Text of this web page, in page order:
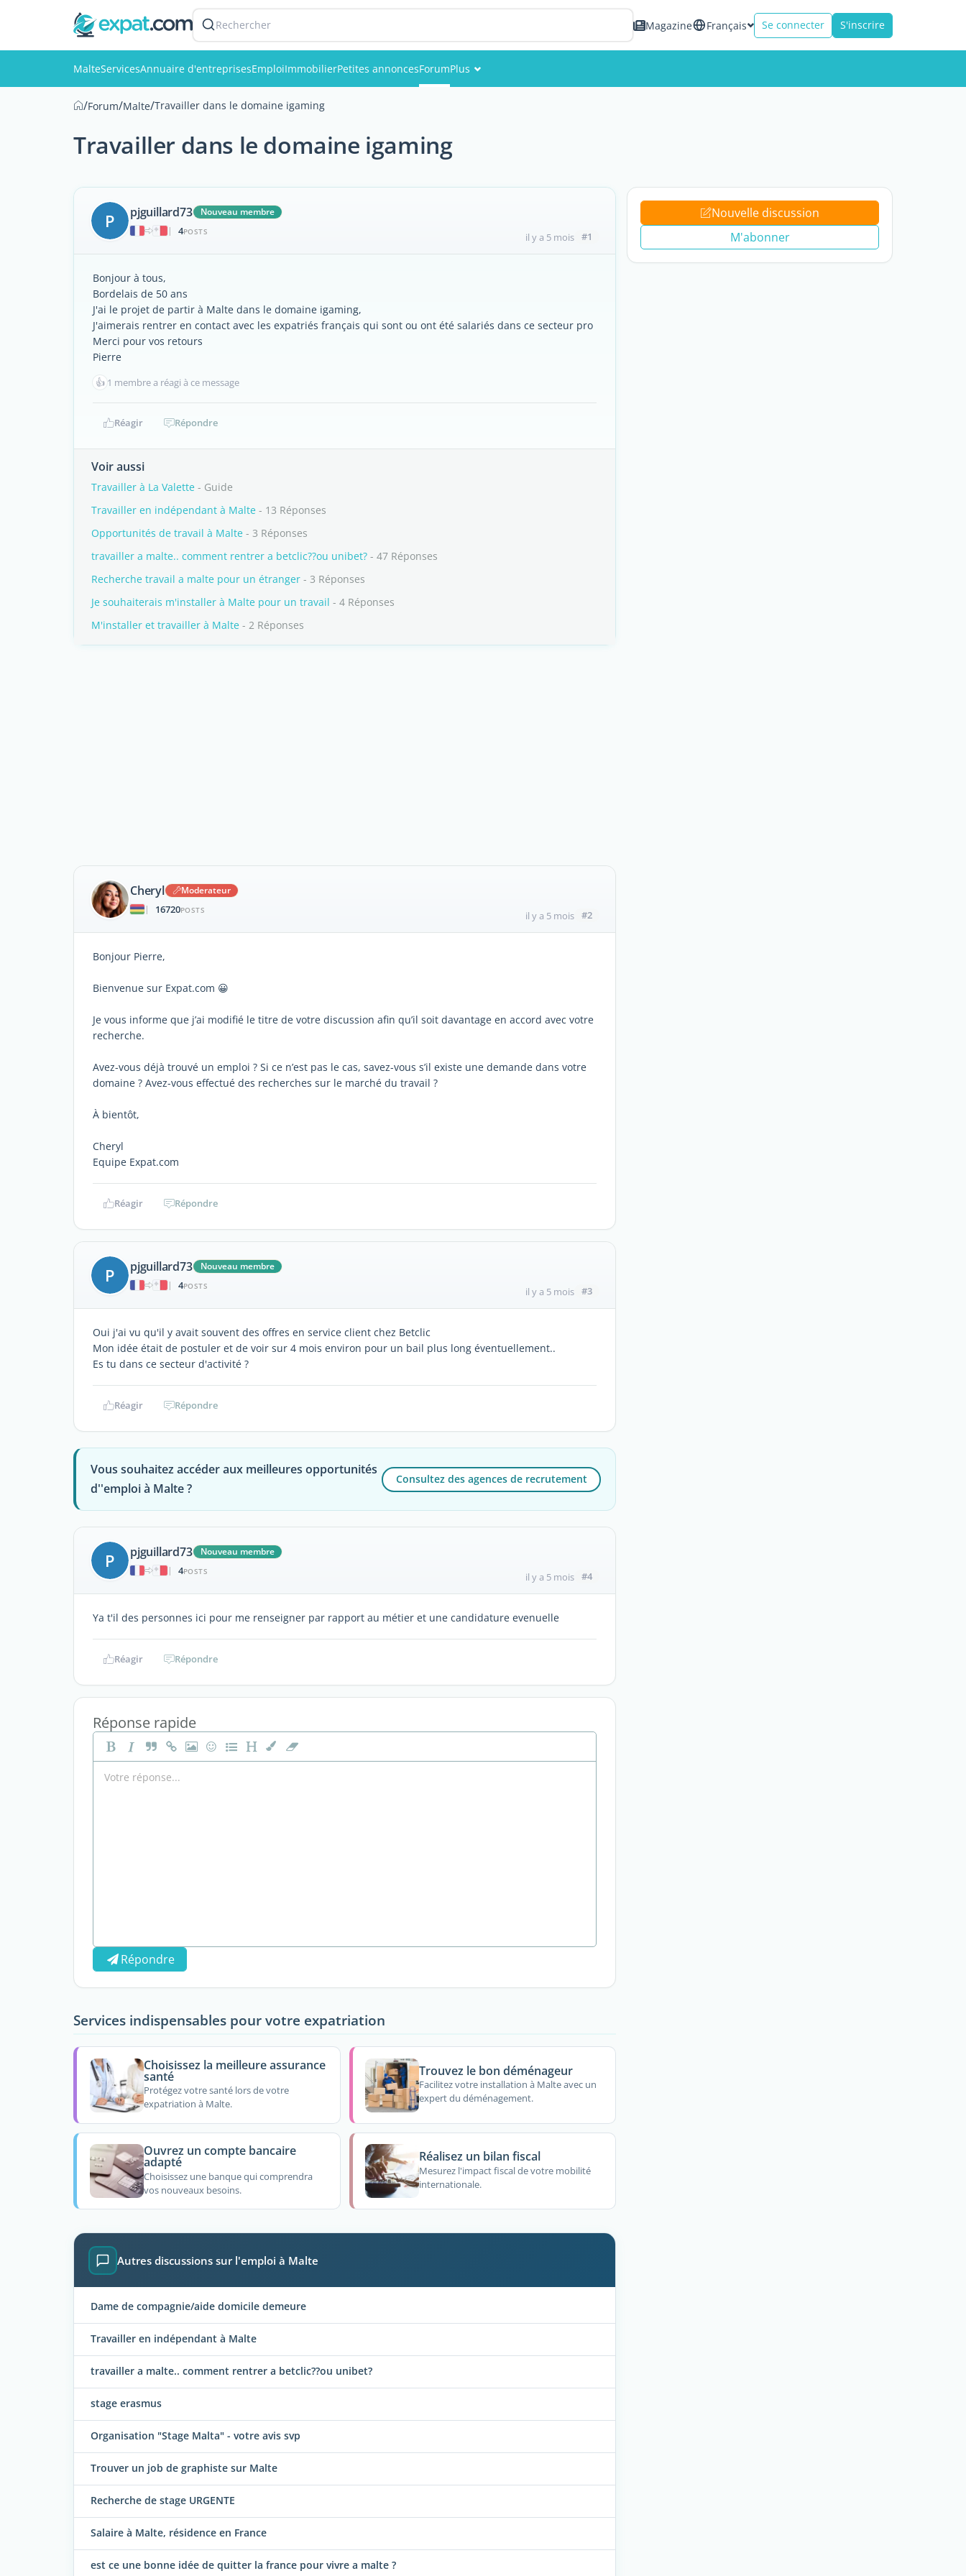
Rechercher Magazine Français Se connecter S'inscrire
MalteServicesAnnuaire d'entreprisesEmploiImmobilierPetites annoncesForumPlus
/Forum/Malte/Travailler dans le domaine igaming
Travailler dans le domaine igaming
P pjguillard73
Nouveau membre
|
4POSTS il y a 5 mois #1
Bonjour à tous,
Bordelais de 50 ans
J'ai le projet de partir à Malte dans le domaine igaming,
J'aimerais rentrer en contact avec les expatriés français qui sont ou ont été salariés dans ce secteur pro
Merci pour vos retours
Pierre
👍 1 membre a réagi à ce message
Réagir Répondre
Voir aussi
Travailler à La Valette - Guide
Travailler en indépendant à Malte - 13 Réponses
Opportunités de travail à Malte - 3 Réponses
travailler a malte.. comment rentrer a betclic??ou unibet? - 47 Réponses
Recherche travail a malte pour un étranger - 3 Réponses
Je souhaiterais m'installer à Malte pour un travail - 4 Réponses
M'installer et travailler à Malte - 2 Réponses
Cheryl
Moderateur
|
16720POSTS il y a 5 mois #2
Bonjour Pierre,
Bienvenue sur Expat.com 😀
Je vous informe que j’ai modifié le titre de votre discussion afin qu’il soit davantage en accord avec votre
recherche.
Avez-vous déjà trouvé un emploi ? Si ce n’est pas le cas, savez-vous s’il existe une demande dans votre
domaine ? Avez-vous effectué des recherches sur le marché du travail ?
À bientôt,
Cheryl
Equipe Expat.com
Réagir Répondre
P pjguillard73
Nouveau membre
|
4POSTS il y a 5 mois #3
Oui j'ai vu qu'il y avait souvent des offres en service client chez Betclic
Mon idée était de postuler et de voir sur 4 mois environ pour un bail plus long éventuellement..
Es tu dans ce secteur d'activité ?
Réagir Répondre
Vous souhaitez accéder aux meilleures opportunités
d''emploi à Malte ?
Consultez des agences de recrutement
P pjguillard73
Nouveau membre
|
4POSTS il y a 5 mois #4
Ya t'il des personnes ici pour me renseigner par rapport au métier et une candidature evenuelle
Réagir Répondre
Réponse rapide
Répondre
Services indispensables pour votre expatriation
Choisissez la meilleure assurance
santé
Protégez votre santé lors de votre
expatriation à Malte.
Trouvez le bon déménageur
Facilitez votre installation à Malte avec un
expert du déménagement.
Ouvrez un compte bancaire
adapté
Choisissez une banque qui comprendra
vos nouveaux besoins.
Réalisez un bilan fiscal
Mesurez l'impact fiscal de votre mobilité
internationale.
Autres discussions sur l'emploi à Malte
Dame de compagnie/aide domicile demeure
Travailler en indépendant à Malte
travailler a malte.. comment rentrer a betclic??ou unibet?
stage erasmus
Organisation "Stage Malta" - votre avis svp
Trouver un job de graphiste sur Malte
Recherche de stage URGENTE
Salaire à Malte, résidence en France
est ce une bonne idée de quitter la france pour vivre a malte ?
Nouvelle discussion
M'abonner